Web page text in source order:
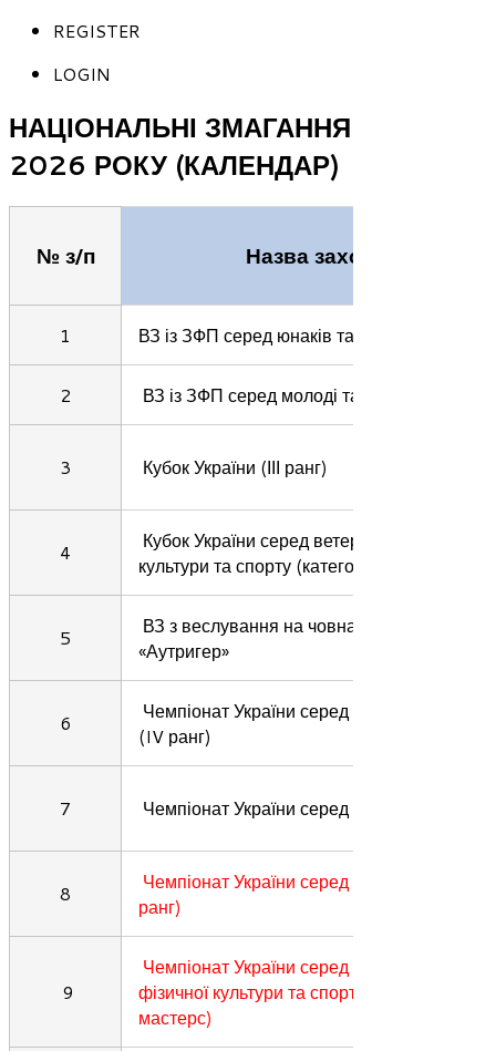
REGISTER
LOGIN
НАЦІОНАЛЬНІ ЗМАГАННЯ
2026 РОКУ (КАЛЕНДАР)
№ з/п Назва заходу
1 ВЗ із ЗФП серед юнаків та юніорів
2 ВЗ із ЗФП серед молоді та дорослих
3 Кубок України (ІІІ ранг)
4
Кубок України серед ветеранів фізичної
культури та спорту (категорія мастерс)
5
ВЗ з веслування на човнах типу
«Аутригер»
6
Чемпіонат України серед юнаків, юніорів
(IV ранг)
7 Чемпіонат України серед молоді (IV ранг)
8
Чемпіонат України серед дорослих (III
ранг)
9
Чемпіонат України серед ветеранів
фізичної культури та спорту (категорія
мастерс)